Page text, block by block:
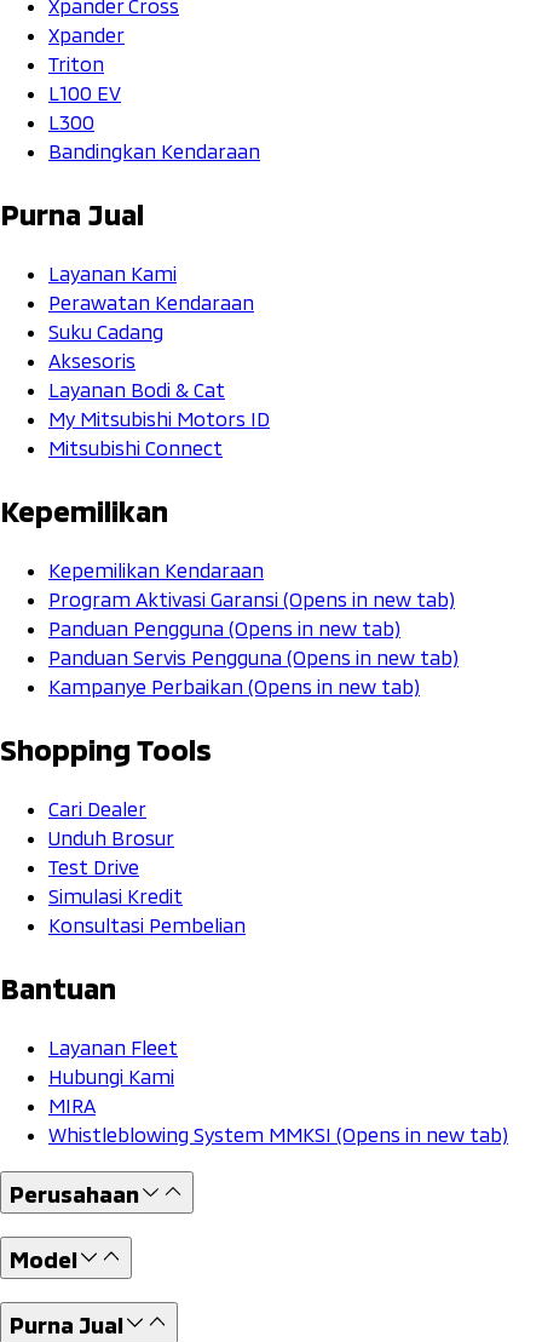
Xpander Cross
Xpander
Triton
L100 EV
L300
Bandingkan Kendaraan
Purna Jual
Layanan Kami
Perawatan Kendaraan
Suku Cadang
Aksesoris
Layanan Bodi & Cat
My Mitsubishi Motors ID
Mitsubishi Connect
Kepemilikan
Kepemilikan Kendaraan
Program Aktivasi Garansi (Opens in new tab)
Panduan Pengguna (Opens in new tab)
Panduan Servis Pengguna (Opens in new tab)
Kampanye Perbaikan (Opens in new tab)
Shopping Tools
Cari Dealer
Unduh Brosur
Test Drive
Simulasi Kredit
Konsultasi Pembelian
Bantuan
Layanan Fleet
Hubungi Kami
MIRA
Whistleblowing System MMKSI (Opens in new tab)
Perusahaan
Model
Purna Jual